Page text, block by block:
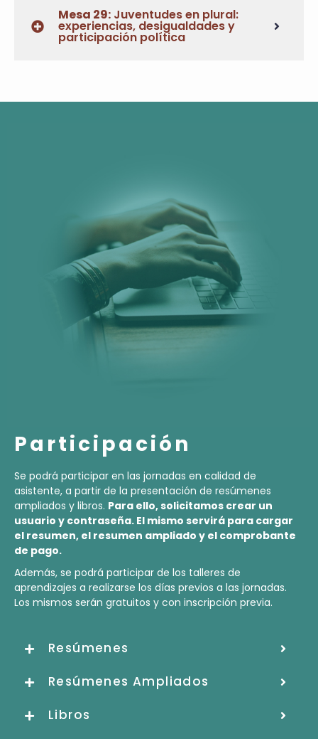
Mesa 29: Juventudes en plural:
experiencias, desigualdades y
participación política
Participación
Se podrá participar en las jornadas en calidad de
asistente, a partir de la presentación de resúmenes
ampliados y libros. Para ello, solicitamos crear un
usuario y contraseña. El mismo servirá para cargar
el resumen, el resumen ampliado y el comprobante
de pago.
Además, se podrá participar de los talleres de
aprendizajes a realizarse los días previos a las jornadas.
Los mismos serán gratuitos y con inscripción previa.
Resúmenes
Resúmenes Ampliados
Libros